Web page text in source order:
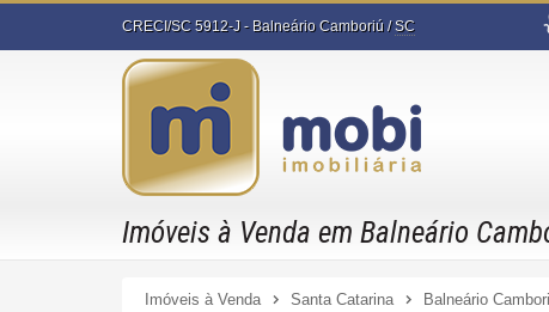
CRECI/SC 5912-J - Balneário Camboriú /SC
Imóveis à Venda em Balneário
Imóveis à Venda Santa Catarina Balneário